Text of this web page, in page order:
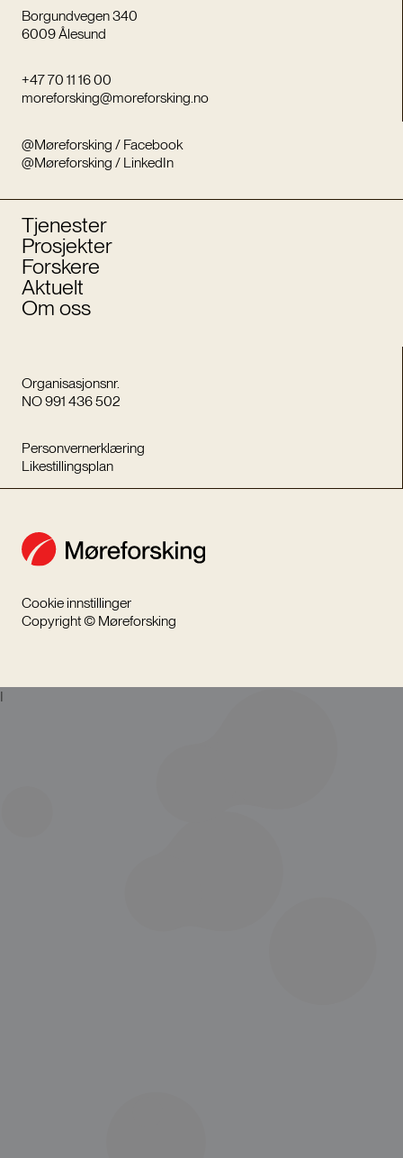
Borgundvegen 340
6009 Ålesund
+47 70 11 16 00
moreforsking@moreforsking.no
@Møreforsking / Facebook
@Møreforsking / LinkedIn
Organisasjonsnr.
NO 991 436 502
Personvernerklæring
Likestillingsplan
Tjenester
Prosjekter
Forskere
Aktuelt
Om oss
Cookie innstillinger
Copyright © Møreforsking
I